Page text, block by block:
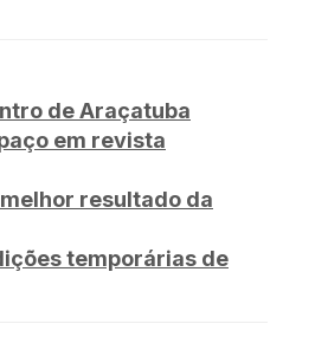
de Araçatuba
em revista
resultado da
temporárias de